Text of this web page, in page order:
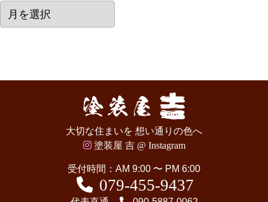
去
大切な住まいを 想い通りの色へ
塗装屋 吉 @ Instagram
受付時間：AM 9:00 〜 PM 6:00
079-455-9437